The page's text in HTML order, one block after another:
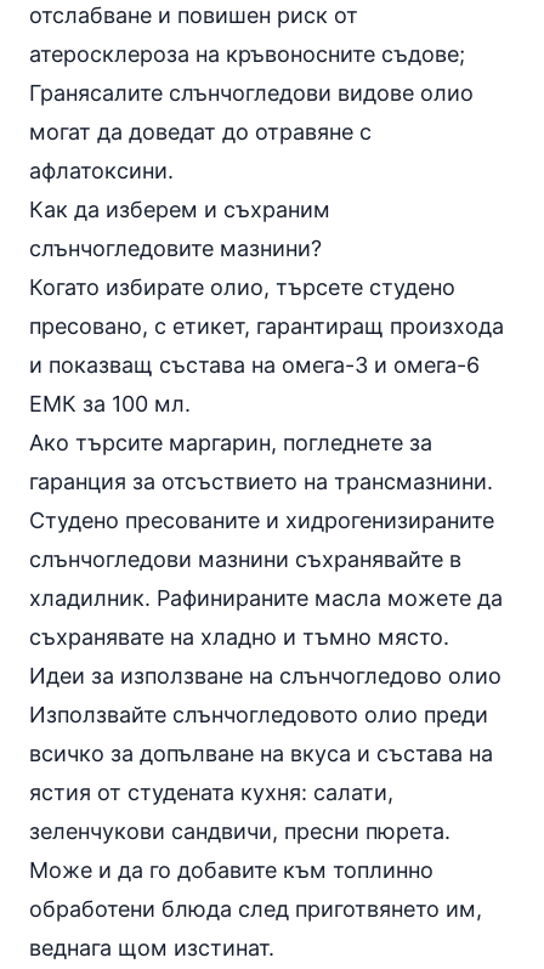
отслабване и повишен риск от
атеросклероза на кръвоносните съдове;
Гранясалите слънчогледови видове олио
могат да доведат до отравяне с
афлатоксини.
Как да изберем и съхраним
слънчогледовите мазнини?
Когато избирате олио, търсете студено
пресовано, с етикет, гарантиращ произхода
и показващ състава на омега-3 и омега-6
ЕМК за 100 мл.
Ако търсите маргарин, погледнете за
гаранция за отсъствието на трансмазнини.
Студено пресованите и хидрогенизираните
слънчогледови мазнини съхранявайте в
хладилник. Рафинираните масла можете да
съхранявате на хладно и тъмно място.
Идеи за използване на слънчогледово олио
Използвайте слънчогледовото олио преди
всичко за допълване на вкуса и състава на
ястия от студената кухня: салати,
зеленчукови сандвичи, пресни пюрета.
Може и да го добавите към топлинно
обработени блюда след приготвянето им,
веднага щом изстинат.